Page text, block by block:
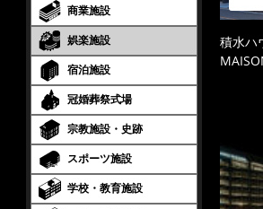
商業施設
娯楽施設
宿泊施設
冠婚葬祭式場
宗教施設・史跡
スポーツ施設
学校・教育施設
積水